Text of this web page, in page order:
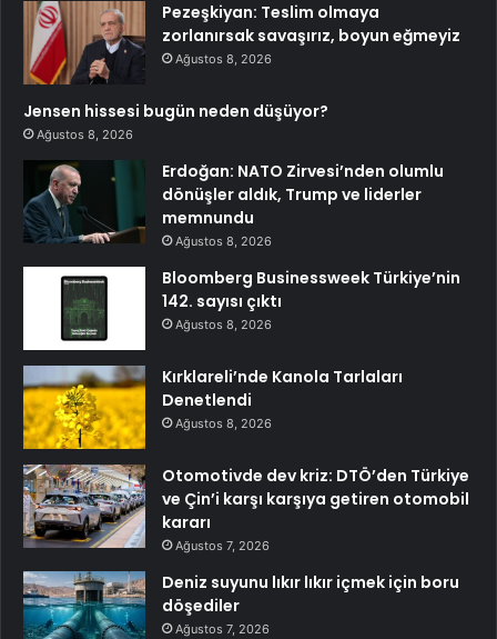
Pezeşkiyan: Teslim olmaya
zorlanırsak savaşırız, boyun eğmeyiz
Ağustos 8, 2026
Jensen hissesi bugün neden düşüyor?
Ağustos 8, 2026
Erdoğan: NATO Zirvesi’nden olumlu
dönüşler aldık, Trump ve liderler
memnundu
Ağustos 8, 2026
Bloomberg Businessweek Türkiye’nin
142. sayısı çıktı
Ağustos 8, 2026
Kırklareli’nde Kanola Tarlaları
Denetlendi
Ağustos 8, 2026
Otomotivde dev kriz: DTÖ’den Türkiye
ve Çin’i karşı karşıya getiren otomobil
kararı
Ağustos 7, 2026
Deniz suyunu lıkır lıkır içmek için boru
döşediler
Ağustos 7, 2026